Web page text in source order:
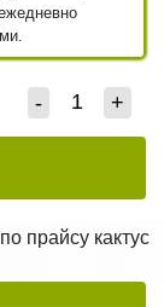
- +
прайсу кактус